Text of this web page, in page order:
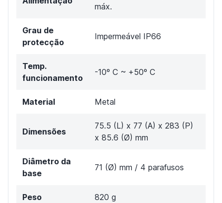
máx.
Grau de
protecção
Impermeável IP66
Temp.
funcionamento
-10º C ~ +50º C
Material Metal
Dimensões
75.5 (L) x 77 (A) x 283 (P)
x 85.6 (Ø) mm
Diâmetro da
base
71 (Ø) mm / 4 parafusos
Peso 820 g